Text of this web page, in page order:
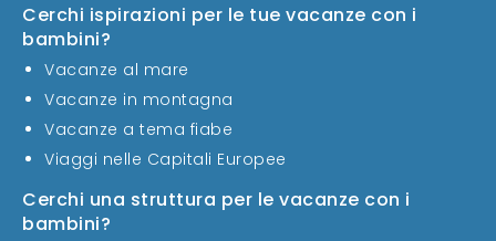
Cerchi ispirazioni per le tue vacanze con i
bambini?
Vacanze al mare
Vacanze in montagna
Vacanze a tema fiabe
Viaggi nelle Capitali Europee
Cerchi una struttura per le vacanze con i
bambini?